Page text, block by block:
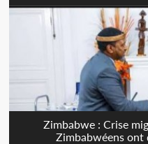
Zimbabwe : Crise
Zimbabwéens